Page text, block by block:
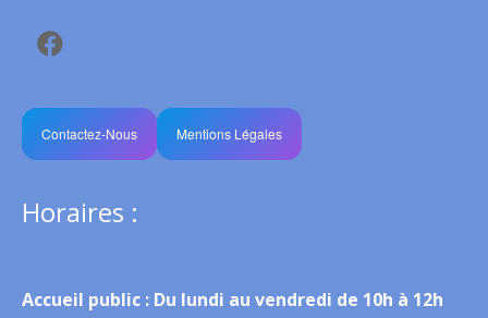
Contactez-Nous Mentions Légales
Horaires :
Accueil public : Du lundi au vendredi de 10h à 12h